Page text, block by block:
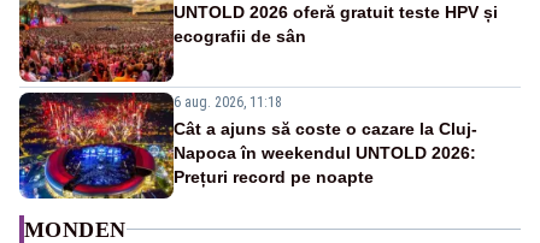
UNTOLD 2026 oferă gratuit teste HPV și
ecografii de sân
6 aug. 2026, 11:18
Cât a ajuns să coste o cazare la Cluj-
Napoca în weekendul UNTOLD 2026:
Prețuri record pe noapte
MONDEN